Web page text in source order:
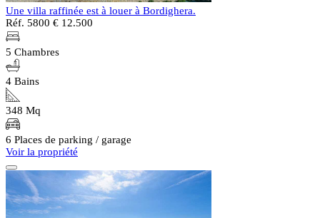
Une villa raffinée est à louer à Bordighera.
Réf. 5800 € 12.500
5 Chambres
4 Bains
348 Mq
6 Places de parking / garage
Voir la propriété